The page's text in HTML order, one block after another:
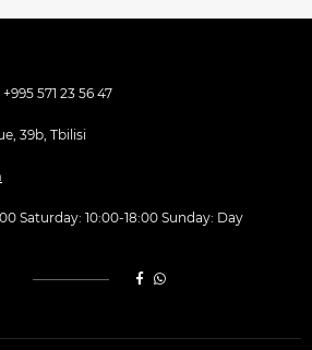
+995 571 23 56 47
*Davit Guramishvili Avenue, 39b, Tbilisi
Day